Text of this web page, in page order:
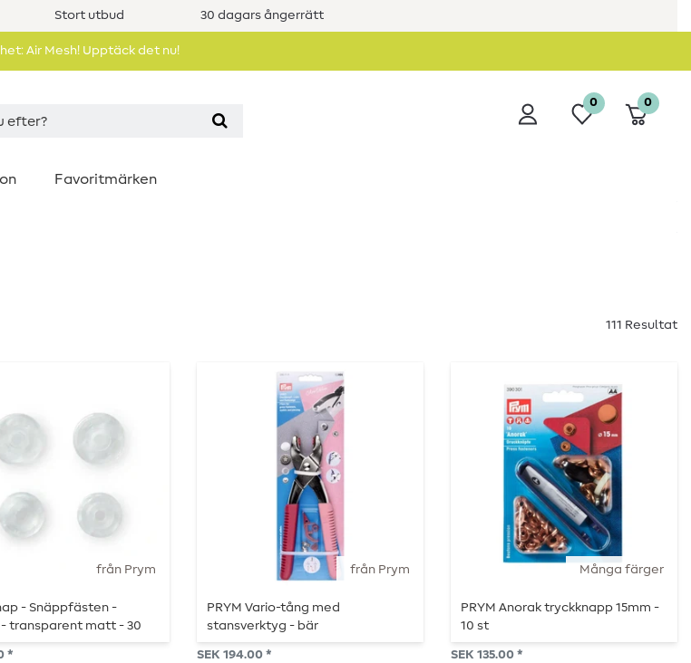
Stort utbud 30 dagars ångerrätt
Air Mesh! Upptäck det nu!
0 0
Favoritmärken
111 Resultat
från Prym
- Snäppfästen -
- transparent matt - 30
*
från Prym
PRYM Vario-tång med
stansverktyg - bär
SEK 194.00 *
Många färger
PRYM Anorak tryckknapp 15mm -
10 st
SEK 135.00 *